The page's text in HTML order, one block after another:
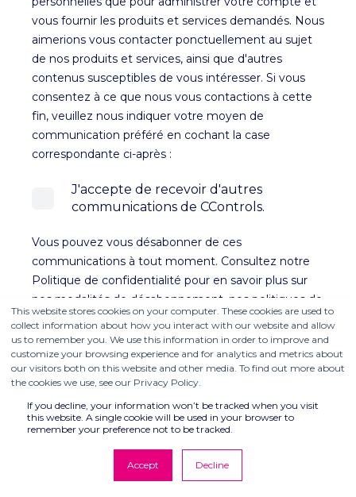
This website stores cookies on your computer. These cookies are used to
collect information about how you interact with our website and allow
us to remember you. We use this information in order to improve and
customize your browsing experience and for analytics and metrics about
our visitors both on this website and other media. To find out more about
the cookies we use, see our Privacy Policy.
If you decline, your information won’t be tracked when you visit
this website. A single cookie will be used in your browser to
remember your preference not to be tracked.
Accept Decline
vous fournir les produits et services demandés. Nous
aimerions vous contacter ponctuellement au sujet
de nos produits et services, ainsi que d'autres
contenus susceptibles de vous intéresser. Si vous
consentez à ce que nous vous contactions à cette
fin, veuillez nous indiquer votre moyen de
communication préféré en cochant la case
correspondante ci-après :
J'accepte de recevoir d'autres
communications de CControls.
Vous pouvez vous désabonner de ces
communications à tout moment. Consultez notre
Politique de confidentialité pour en savoir plus sur
nos modalités de désabonnement, nos politiques de
confidentialité et sur notre engagement vis-à-vis de
la protection et du respect de la vie privée.
En cliquant sur « Envoyer » ci-dessous, vous
autorisez l’entreprise CControls à stocker et traiter
qu’elle vous fournisse le contenu demandé.